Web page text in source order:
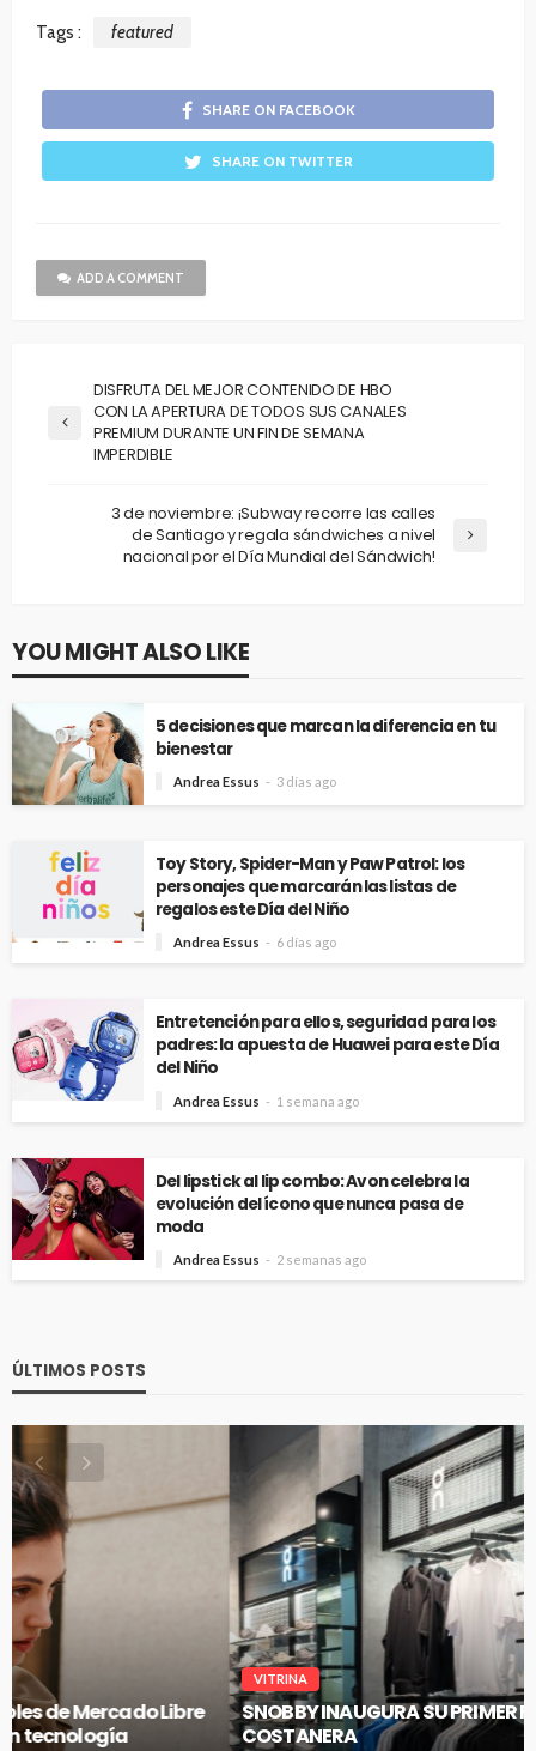
Tags : featured
SHARE ON FACEBOOK
SHARE ON TWITTER
ADD A COMMENT
DISFRUTA DEL MEJOR CONTENIDO DE HBO
CON LA APERTURA DE TODOS SUS CANALES
PREMIUM DURANTE UN FIN DE SEMANA
IMPERDIBLE
3 de noviembre: ¡Subway recorre las calles
de Santiago y regala sándwiches a nivel
nacional por el Día Mundial del Sándwich!
YOU MIGHT ALSO LIKE
5 decisiones que marcan la diferencia en tu
bienestar
Andrea Essus 3 días ago
Toy Story, Spider-Man y Paw Patrol: los
personajes que marcarán las listas de
regalos este Día del Niño
Andrea Essus 6 días ago
Entretención para ellos, seguridad para los
padres: la apuesta de Huawei para este Día
del Niño
Andrea Essus 1 semana ago
Del lipstick al lip combo: Avon celebra la
evolución del ícono que nunca pasa de
moda
Andrea Essus 2 semanas ago
ÚLTIMOS POSTS
VITRINA
SNOBBY INAUGURA SU PRIMER FLAGSHIP EN CENCO
COSTANERA